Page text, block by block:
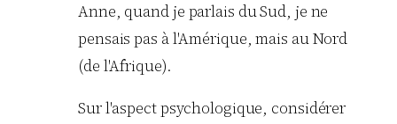
Anne, quand je parlais du Sud, je ne
pensais pas à l'Amérique, mais au Nord
(de l'Afrique).
Sur l'aspect psychologique, considérer